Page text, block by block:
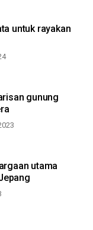
untuk rayakan
gunung
utama